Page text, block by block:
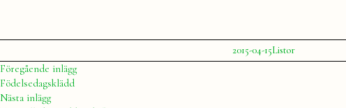
Publicerat
av
Julia
2015-04-15Publicerat
i
Listor
Inläggsnavigering
Föregående inläggFöregående
Födelsedagsklädd
Nästa inläggNästa